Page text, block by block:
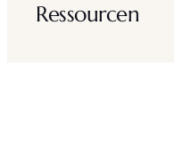
Ressourcen